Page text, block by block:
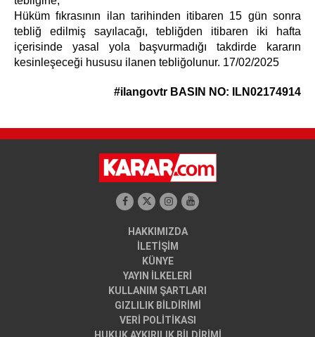
Hüküm fıkrasının ilan tarihinden itibaren 15 gün sonra
tebliğ edilmiş sayılacağı, tebliğden itibaren iki hafta
içerisinde yasal yola başvurmadığı takdirde kararın
kesinleşeceği hususu ilanen tebliğolunur. 17/02/2025
#ilangovtr BASIN NO: ILN02174914
HAKKIMIZDA
İLETİŞİM
KÜNYE
YAYIN İLKELERİ
KULLANIM ŞARTLARI
GIZLILIK BİLDİRİMİ
VERİ POLİTİKASI